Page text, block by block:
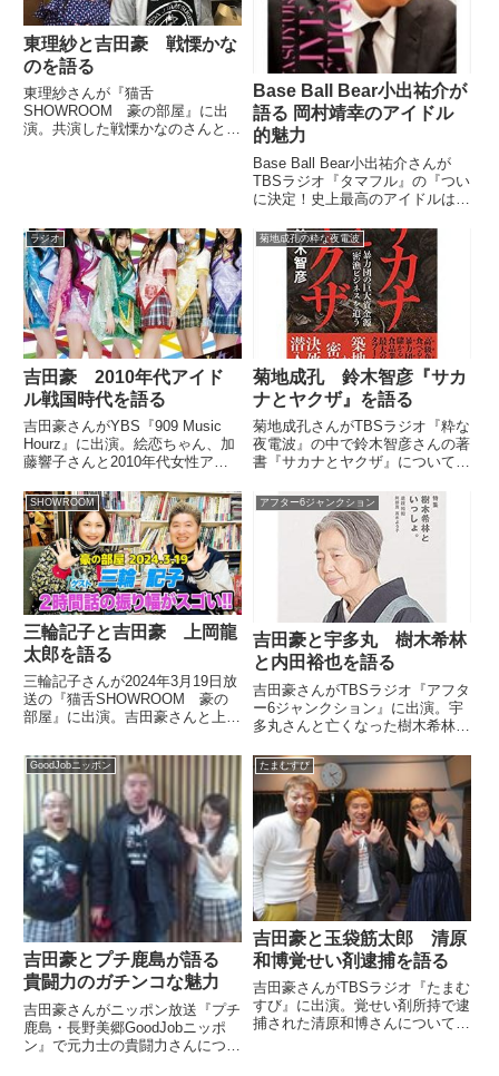
東理紗と吉田豪 戦慄かな
のを語る
東理紗さんが『猫舌
SHOWROOM 豪の部屋』に出
演。共演した戦慄かなのさんと意
Base Ball Bear小出祐介が
語る 岡村靖幸のアイドル
的魅力
Base Ball Bear小出祐介さんが
TBSラジオ『タマフル』の『つい
に決定！史上最高のアイドルは誰
岡村靖幸さんのアイドル的魅力に
ついて話していました。只今「サ
タデーナイトラボ」。今日のゲス
トは、漫画家・杉...
ラジオ
吉田豪 2010年代アイド
ル戦国時代を語る
吉田豪さんがYBS『909 Music
Hourz』に出演。絵恋ちゃん、加
藤響子さんと2010年代女性アイ
AKB48がブレイクし、そこにも
もクロなどがガチで仕掛けていた
アイドル戦国時代について話して
いました。（加藤...
菊地成孔の粋な夜電波
菊地成孔 鈴木智彦『サカ
ナとヤクザ』を語る
菊地成孔さんがTBSラジオ『粋な
夜電波』の中で鈴木智彦さんの著
書『サカナとヤクザ』についてト
描写などについて話していまし
た。（菊地成孔）（メールを読
む）「先日の放送で菊地さんは年
内いっぱいの粋な過ごし方につい
SHOWROOM
三輪記子と吉田豪 上岡龍
太郎を語る
三輪記子さんが2024年3月19日放
送の『猫舌SHOWROOM 豪の
部屋』に出演。吉田豪さんと上岡
た。
アフター6ジャンクション
吉田豪と宇多丸 樹木希林
と内田裕也を語る
吉田豪さんがTBSラジオ『アフタ
ー6ジャンクション』に出演。宇
多丸さんと亡くなった樹木希林さ
ューの模様や、その夫・内田裕也
さんのエピソードなどについて話
していました。
GoodJobニッポン
吉田豪とプチ鹿島が語る
貴闘力のガチンコな魅力
吉田豪さんがニッポン放送『プチ
鹿島・長野美郷GoodJobニッポ
ン』で元力士の貴闘力さんについ
たまむすび
吉田豪と玉袋筋太郎 清原
和博覚せい剤逮捕を語る
吉田豪さんがTBSラジオ『たまむ
すび』に出演。覚せい剤所持で逮
捕された清原和博さんについて、